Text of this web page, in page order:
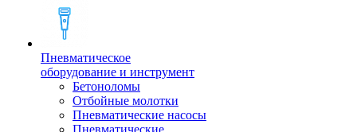
Пневматическое
оборудование и инструмент
Бетоноломы
Отбойные молотки
Пневматические насосы
Пневматические